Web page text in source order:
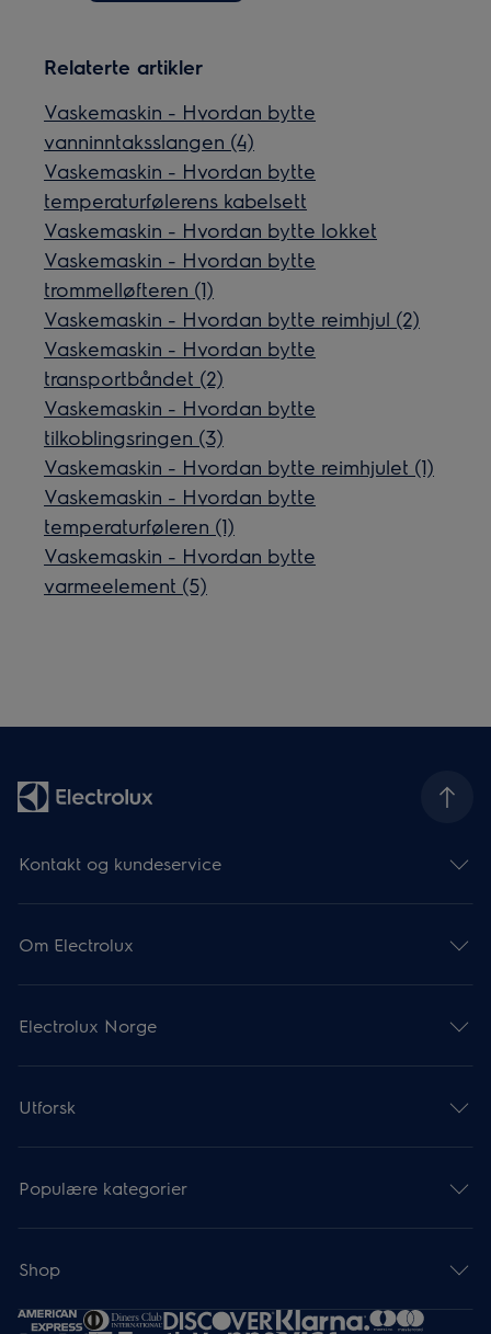
Relaterte artikler
Vaskemaskin - Hvordan bytte
vanninntaksslangen (4)
Vaskemaskin - Hvordan bytte
temperaturfølerens kabelsett
Vaskemaskin - Hvordan bytte lokket
Vaskemaskin - Hvordan bytte
trommelløfteren (1)
Vaskemaskin - Hvordan bytte reimhjul (2)
Vaskemaskin - Hvordan bytte
transportbåndet (2)
Vaskemaskin - Hvordan bytte
tilkoblingsringen (3)
Vaskemaskin - Hvordan bytte reimhjulet (1)
Vaskemaskin - Hvordan bytte
temperaturføleren (1)
Vaskemaskin - Hvordan bytte
varmeelement (5)
Kontakt og kundeservice
Om Electrolux
Electrolux Norge
Utforsk
Populære kategorier
Shop